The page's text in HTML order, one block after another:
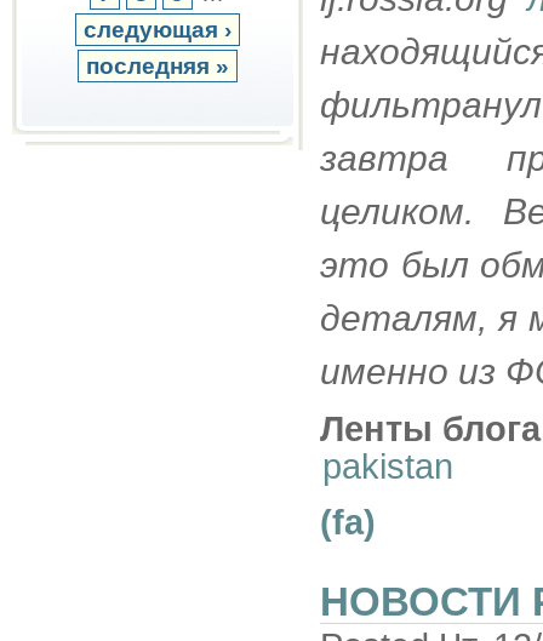
следующая ›
последняя »
завтра
целиком.
это был
деталям, я
именно из
Ленты
pakistan
(fa)
НОВОСТИ